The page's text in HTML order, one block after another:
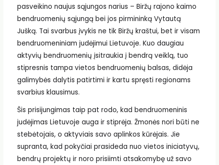
pasveikino naujus sąjungos narius – Biržų rajono kaimo
bendruomenių sąjungą bei jos pirmininką Vytautą
Jušką. Tai svarbus įvykis ne tik Biržų kraštui, bet ir visam
bendruomeniniam judėjimui Lietuvoje. Kuo daugiau
aktyvių bendruomenių įsitraukia į bendrą veiklą, tuo
stipresnis tampa vietos bendruomenių balsas, didėja
galimybės dalytis patirtimi ir kartu spręsti regionams
svarbius klausimus.
Šis prisijungimas taip pat rodo, kad bendruomeninis
judėjimas Lietuvoje auga ir stiprėja. Žmonės nori būti ne
stebėtojais, o aktyviais savo aplinkos kūrėjais. Jie
supranta, kad pokyčiai prasideda nuo vietos iniciatyvų,
bendrų projektų ir noro prisiimti atsakomybę už savo